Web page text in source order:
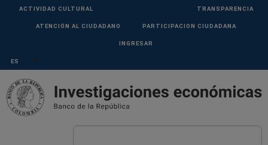
Pasar al contenido principal
Menu
Superior
ACTIVIDAD CULTURAL TRANSPARENCIA
ATENCIÓN AL CIUDADANO PARTICIPACION CIUDADANA
INGRESAR
Select your language